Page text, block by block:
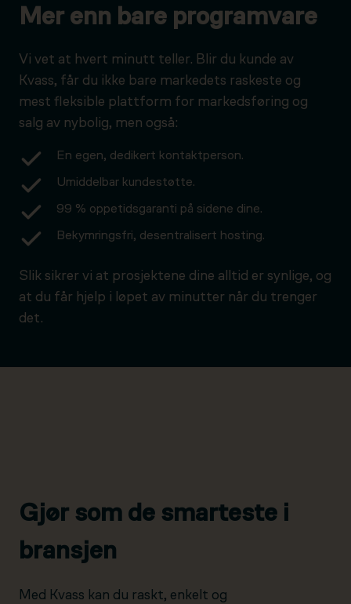
Mer enn bare programvare
Vi vet at hvert minutt teller. Blir du kunde av
Kvass, får du ikke bare markedets raskeste og
mest fleksible plattform for markedsføring og
salg av nybolig, men også:
En egen, dedikert kontaktperson.
Umiddelbar kundestøtte.
99 % oppetidsgaranti på sidene dine.
Bekymringsfri, desentralisert hosting.
Slik sikrer vi at prosjektene dine alltid er synlige, og
at du får hjelp i løpet av minutter når du trenger
det.
Gjør som de smarteste i
bransjen
Med Kvass kan du raskt, enkelt og